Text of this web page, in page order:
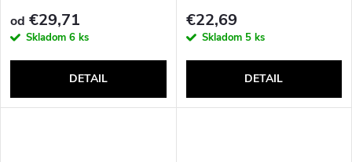
od €29,71
Skladom 6 ks
DETAIL
€22,69
Skladom 5 ks
DETAIL